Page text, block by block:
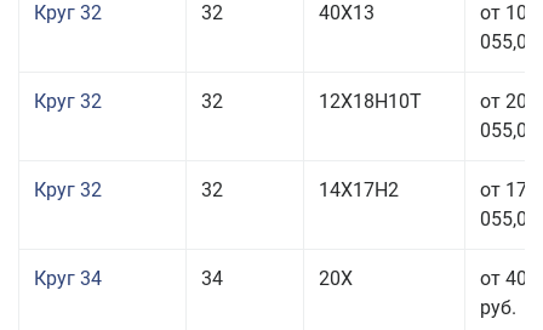
Круг 32 32 40Х13
от 101
055,00
Круг 32 32 12Х18Н10Т
от 208
055,00
Круг 32 32 14Х17Н2
от 177
055,00
Круг 34 34 20Х
от 40
руб.